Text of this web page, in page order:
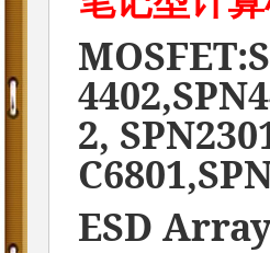
2,
ESD